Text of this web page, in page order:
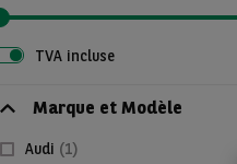
TVA incluse
Marque et Modèle
Audi (1)